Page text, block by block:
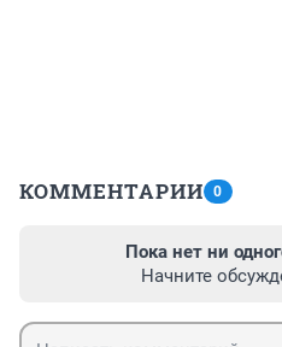
КОММЕНТАРИИ 0
Пока нет ни
Начните